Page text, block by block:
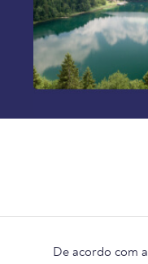
De acordo com a